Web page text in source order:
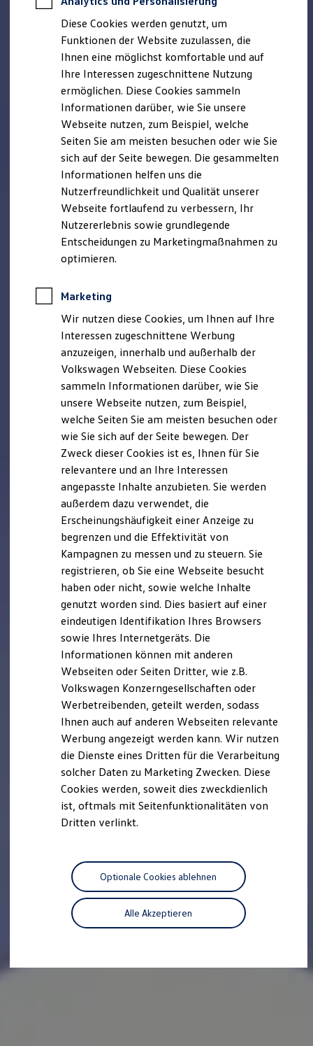
Für Privatkunden
Für Gewerbekunden
Leasing
Für Privatkunden
Für Gewerbekunden
Versicherungen & Garantien
Garantien
Kfz-Versicherung für Nutzfahrzeuge
Restschuldversicherung
Wartungsverträge
Besitzer & Service
Reparatur & Service
Sommer-Special
Reparatur, Pflege & Inspektion
Servicetermin anfragen
Service-Vorteile bei Volkswagen Nutzfahrzeuge
ServicePlus
Economy Service
Räder & Reifen Service
Ersatzfahrzeuge
Software, Konnektivität & Apps
California App
VW Connect für Ihren ID. Buzz
VW Connect für Ihren Transporter/Caravelle
VW Connect für Ihren Amarok
VW Connect für andere Modelle
Connect Pro
Fleet Interface Data
Multistop Pathfinder
Übersicht Software Updates
Hilfreiches für Besitzer
Fahrerassistenz- und Sicherheitssysteme
Kontrollleuchten
Kurzfahrprofile und Ölverdünnung
XTL-Dieselkraftstoff
Ersatzteile und Betriebsflüssigkeiten
Original Zubehör und Lifestyle Produkte
myVolkswagen
myVolkswagen Business
Elektrisch & Autonom
Elektro - & Hybridfahrzeuge
Unser Ansatz
Klimafreundlicher Strom
Reichweite & Ladelösungen
Reichweitensimulator
Ladezeitensimulator
Ladelösungen für Privatkunden
Ladelösungen für Gewerbekunden
Wallbox und Ladekabel
Förderung & Kosten der Elektrofahrzeuge
Fördermöglichkeiten für Privatkunden
Fördermöglichkeiten für Gewerbekunden
Autonomes Fahren
Mehr zum ID. Buzz
Online Beratung
California Club
California Magazin & Ratgeber
Vanlife
California App
California Lifestyle & Zubehör
Übernachten im California
Unternehmen
Karriere
Nachhaltigkeit
Diese Cookies werden genutzt, um
Funktionen der Website zuzulassen, die
Ihnen eine möglichst komfortable und auf
Ihre Interessen zugeschnittene Nutzung
ermöglichen. Diese Cookies sammeln
Informationen darüber, wie Sie unsere
Webseite nutzen, zum Beispiel, welche
Seiten Sie am meisten besuchen oder wie Sie
sich auf der Seite bewegen. Die gesammelten
Informationen helfen uns die
Nutzerfreundlichkeit und Qualität unserer
Webseite fortlaufend zu verbessern, Ihr
Nutzererlebnis sowie grundlegende
Entscheidungen zu Marketingmaßnahmen zu
optimieren.
Marketing
Wir nutzen diese Cookies, um Ihnen auf Ihre
Interessen zugeschnittene Werbung
anzuzeigen, innerhalb und außerhalb der
Volkswagen Webseiten. Diese Cookies
sammeln Informationen darüber, wie Sie
unsere Webseite nutzen, zum Beispiel,
welche Seiten Sie am meisten besuchen oder
wie Sie sich auf der Seite bewegen. Der
Zweck dieser Cookies ist es, Ihnen für Sie
relevantere und an Ihre Interessen
angepasste Inhalte anzubieten. Sie werden
außerdem dazu verwendet, die
Erscheinungshäufigkeit einer Anzeige zu
begrenzen und die Effektivität von
Kampagnen zu messen und zu steuern. Sie
registrieren, ob Sie eine Webseite besucht
haben oder nicht, sowie welche Inhalte
genutzt worden sind. Dies basiert auf einer
eindeutigen Identifikation Ihres Browsers
sowie Ihres Internetgeräts. Die
Informationen können mit anderen
Webseiten oder Seiten Dritter, wie z.B.
Volkswagen Konzerngesellschaften oder
Werbetreibenden, geteilt werden, sodass
Ihnen auch auf anderen Webseiten relevante
Werbung angezeigt werden kann. Wir nutzen
die Dienste eines Dritten für die Verarbeitung
solcher Daten zu Marketing Zwecken. Diese
Cookies werden, soweit dies zweckdienlich
ist, oftmals mit Seitenfunktionalitäten von
Dritten verlinkt.
Alle Akzeptieren
Optionale Cookies ablehnen